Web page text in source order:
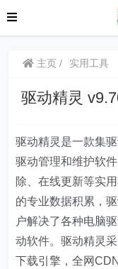
主页 实用工具
驱动精灵
驱动精灵是一款集
驱动管理和维护软
除、在线更新等实
的专业数据积累，
户解决了各种电脑
动软件。驱动精灵
下载引擎，全网